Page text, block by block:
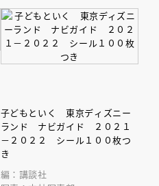
子どもといく 東京ディズニー
ランド ナビガイド ２０２１
－２０２２ シール１００枚つ
き
編：講談社